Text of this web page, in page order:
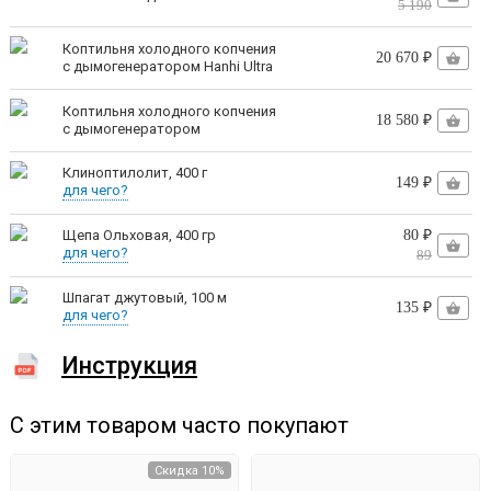
Удобно коптить
5 190
Коптильня холодного копчения
с дымогенератором Hanhi Ultra
20 670 ₽
Коптильня холодного копчения
с дымогенератором
18 580 ₽
Клиноптилолит, 400 г
для чего?
149 ₽
Щепа Ольховая, 400 гр
для чего?
80 ₽
89
Шпагат джутовый, 100 м
для чего?
135 ₽
Инструкция
С этим товаром часто покупают
Скидка 10%